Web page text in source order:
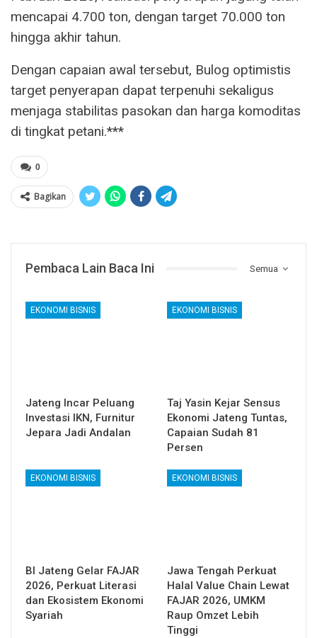
mencapai 4.700 ton, dengan target 70.000 ton
hingga akhir tahun.
Dengan capaian awal tersebut, Bulog optimistis
target penyerapan dapat terpenuhi sekaligus
menjaga stabilitas pasokan dan harga komoditas
di tingkat petani.***
0
Bagikan
Semua
Pembaca Lain Baca Ini
EKONOMI BISNIS
Jateng Incar Peluang
Investasi IKN, Furnitur
Jepara Jadi Andalan
EKONOMI BISNIS
Taj Yasin Kejar Sensus
Ekonomi Jateng Tuntas,
Capaian Sudah 81
Persen
EKONOMI BISNIS
BI Jateng Gelar FAJAR
2026, Perkuat Literasi
dan Ekosistem Ekonomi
Syariah
EKONOMI BISNIS
Jawa Tengah Perkuat
Halal Value Chain Lewat
FAJAR 2026, UMKM
Raup Omzet Lebih
Tinggi